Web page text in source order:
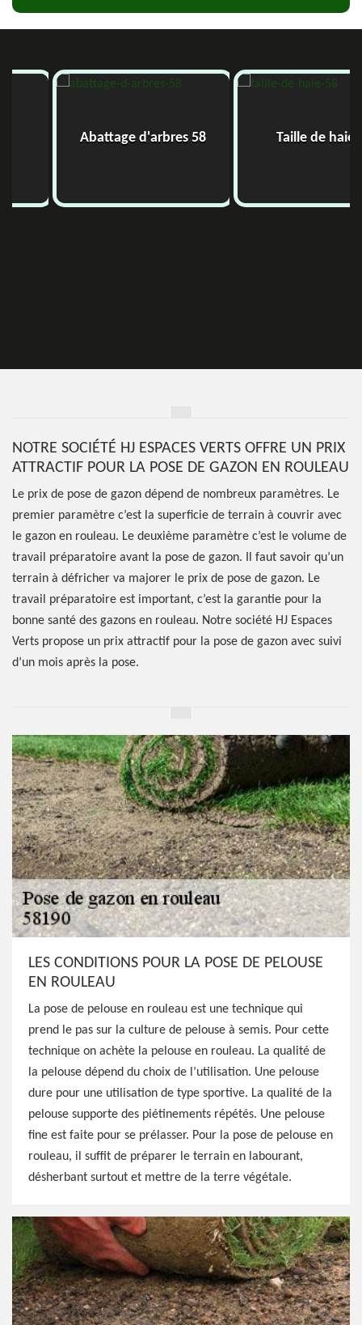
Abattage d'arbres 58 Taille de haie
NOTRE SOCIÉTÉ HJ ESPACES VERTS OFFRE UN PRIX
ATTRACTIF POUR LA POSE DE GAZON EN ROULEAU
Le prix de pose de gazon dépend de nombreux paramètres. Le
premier paramètre c’est la superficie de terrain à couvrir avec
le gazon en rouleau. Le deuxième paramètre c’est le volume de
travail préparatoire avant la pose de gazon. Il faut savoir qu’un
terrain à défricher va majorer le prix de pose de gazon. Le
travail préparatoire est important, c’est la garantie pour la
bonne santé des gazons en rouleau. Notre société HJ Espaces
Verts propose un prix attractif pour la pose de gazon avec suivi
d’un mois après la pose.
LES CONDITIONS POUR LA POSE DE PELOUSE
EN ROULEAU
La pose de pelouse en rouleau est une technique qui
prend le pas sur la culture de pelouse à semis. Pour cette
technique on achète la pelouse en rouleau. La qualité de
la pelouse dépend du choix de l’utilisation. Une pelouse
dure pour une utilisation de type sportive. La qualité de la
pelouse supporte des piétinements répétés. Une pelouse
fine est faite pour se prélasser. Pour la pose de pelouse en
rouleau, il suffit de préparer le terrain en labourant,
désherbant surtout et mettre de la terre végétale.